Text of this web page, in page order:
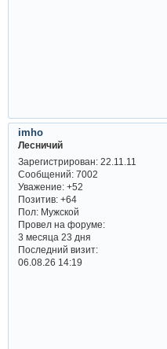
imho
Лесничий
Зарегистрирован: 22.11.11
Сообщений:7002
Уважение: +52
Позитив: +64
Пол:Мужской
Провел на форуме:
3 месяца 23 дня
Последний визит:
06.08.26 14:19